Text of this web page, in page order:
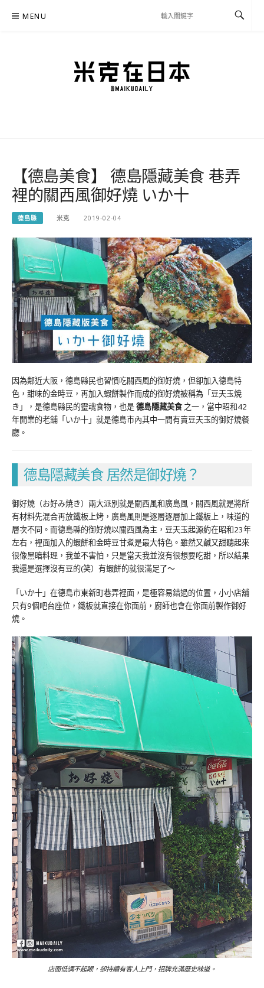
MENU
【德島美食】 德島隱藏美食 巷弄
裡的關西風御好燒 いか十
德島縣 米克 2019-02-04
因為鄰近大阪，德島縣民也習慣吃關西風的御好燒，但卻加入德島特
色，甜味的金時豆，再加入蝦餅製作而成的御好燒被稱為「豆天玉焼
き」，是德島縣民的靈魂食物，也是德島隱藏美食之一，當中昭和42
年開業的老舖「いか十」就是德島市內其中一間有賣豆天玉的御好燒餐
廳。
德島隱藏美食 居然是御好燒？
御好燒（お好み焼き）兩大派別就是關西風和廣島風，關西風就是將所
有材料先混合再放鐵板上烤，廣島風則是逐層逐層加上鐵板上，味道的
層次不同。而德島縣的御好燒以關西風為主，豆天玉起源約在昭和23年
左右，裡面加入的蝦餅和金時豆甘煮是最大特色。雖然又鹹又甜聽起來
很像黑暗料理，我並不害怕，只是當天我並沒有很想要吃甜，所以結果
我還是選擇沒有豆的(笑）有蝦餅的就很滿足了～
「いか十」在德島市東新町巷弄裡面，是極容易錯過的位置，小小店舖
只有9個吧台座位，鐵板就直接在你面前，廚師也會在你面前製作御好
燒。
店面低調不起眼，卻持續有客人上門，招牌充滿歷史味道。